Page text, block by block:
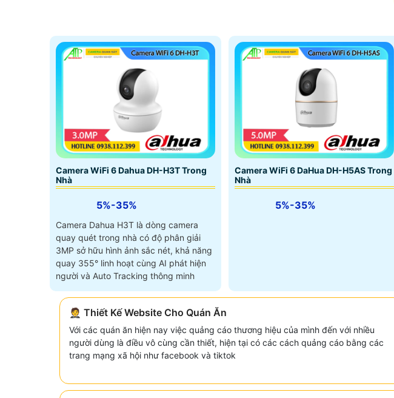
Camera WiFi 6 Dahua DH-H3T Trong
Nhà
5%-35%
Camera Dahua H3T là dòng camera
quay quét trong nhà có độ phân giải
3MP sở hữu hình ảnh sắc nét, khả năng
quay 355° linh hoạt cùng AI phát hiện
người và Auto Tracking thông minh
Camera WiFi 6 DaHua DH-H5AS Trong
Nhà
5%-35%
🤵 Thiết Kế Website Cho Quán Ăn
Với các quán ăn hiện nay việc quảng cáo thương hiệu của mình đến với nhiều
người dùng là điều vô cùng cần thiết, hiện tại có các cách quảng cáo bằng các
trang mạng xã hội như facebook và tiktok